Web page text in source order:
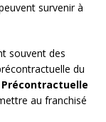
survenir à
souvent des
du
au franchisé